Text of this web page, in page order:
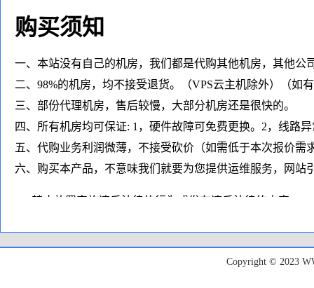
购买须知
一、本站没有自己的机房，我们都是代购其他机房，其他公
二、98%的机房，均不接受退货。（VPS云主机除外）（如
三、部份代理机房，售后较慢，大部分机房还是很快的。
四、所有机房均可保证: 1，硬件故障可免费更换。2，线路
五、代购业务利润微薄，不接受砍价（如需低于本次报价需
六、购买本产品，不意味我们就要为您提供运维服务，网站
1、禁止放置实施违反法律的行为或发布违反法律的内容；
4、禁止滥用系统资源、极度消耗服务器资源、硬盘I/O/带宽
Copyright © 2023